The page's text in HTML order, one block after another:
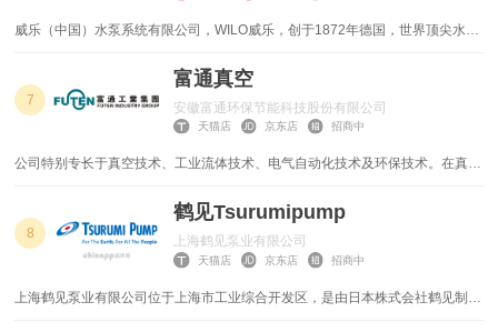
氢燃料电池
补偿器 平衡机
木屑颗粒机
生物质颗粒机 建筑工程
威乐（中国）水泵系统有限公司，WILO威乐，创于1872年德国，世界顶尖水泵
7
富通真空
安徽富通环保节能科技股份有限公司
天猫店 京东店 招商中
公司特别专长于真空技术、工业流体技术、电气自动化技术及环保技术。在真空
术、粮食低温真空干燥和真空储存技术，城市垃圾真空管道输送和分离处理技术
均处于领先地位。
8
鹤见Tsurumipump
上海鹤见泵业有限公司
天猫店 京东店 招商中
上海鹤见泵业有限公司位于上海市工业综合开发区，是由日本株式会社鹤见制作